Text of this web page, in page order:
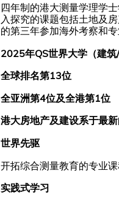
四年制的港大测量学理学
入探究的课题包括土地及
的第三年参加海外考察和专
2025年QS世界大学（建筑
全球排名第13位
全亚洲第4位及全港第1位
港大房地产及建设系于最
世界先驱
开拓综合测量教育的专业
实践式学习